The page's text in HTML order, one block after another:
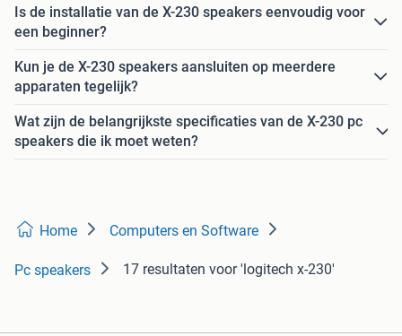
Is de installatie van de X-230 speakers eenvoudig voor
een beginner?
Kun je de X-230 speakers aansluiten op meerdere
apparaten tegelijk?
Wat zijn de belangrijkste specificaties van de X-230 pc
speakers die ik moet weten?
Home Computers en Software
Pc speakers 17 resultaten voor 'logitech x-230'